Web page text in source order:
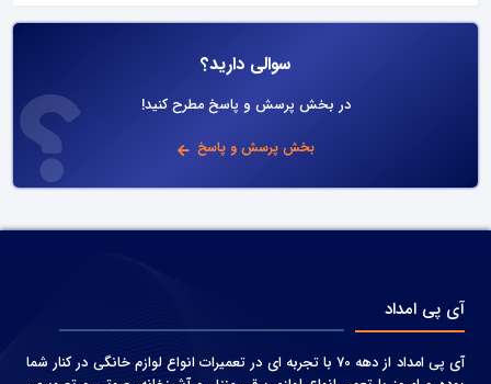
سوالی دارید؟
در بخش پرسش و پاسخ مطرح کنید!
بخش پرسش و پاسخ
آی پی امداد
آی پی امداد از دهه 70 با تجربه ای در تعمیرات انواع لوازم خانگی در کنار شما